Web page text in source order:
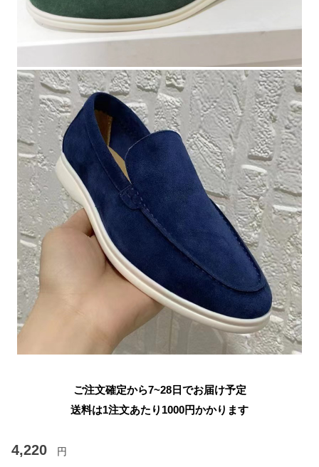
ご注文確定から7~28日でお届け予定
送料は1注文あたり 1000円かかります
4,220 円